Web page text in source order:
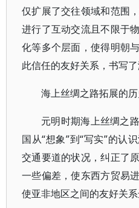
仅扩展了交往领域和范围
进行了互动交流且不限于
化等多个层面，使得明朝
此信任的友好关系，书写
海上丝绸之路拓展的
元明时期海上丝绸之
国从“想象”到“写实”的认
交通要道的状况，纠正了
一些偏差，使东西方贸易
使亚非地区之间的友好关系